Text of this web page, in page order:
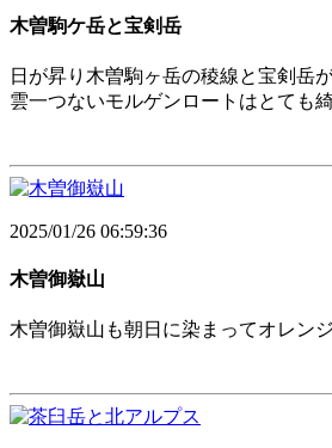
木曽駒ケ岳と宝剣岳
日が昇り木曽駒ヶ岳の稜線と宝剣岳
雲一つないモルゲンロートはとても
2025/01/26 06:59:36
木曽御嶽山
木曽御嶽山も朝日に染まってオレンジ